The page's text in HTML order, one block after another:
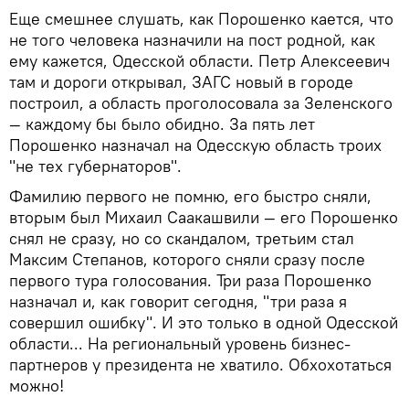
Еще смешнее слушать, как Порошенко кается, что
не того человека назначили на пост родной, как
ему кажется, Одесской области. Петр Алексеевич
там и дороги открывал, ЗАГС новый в городе
построил, а область проголосовала за Зеленского
— каждому бы было обидно. За пять лет
Порошенко назначал на Одесскую область троих
"не тех губернаторов".
Фамилию первого не помню, его быстро сняли,
вторым был Михаил Саакашвили — его Порошенко
снял не сразу, но со скандалом, третьим стал
Максим Степанов, которого сняли сразу после
первого тура голосования. Три раза Порошенко
назначал и, как говорит сегодня, "три раза я
совершил ошибку". И это только в одной Одесской
области... На региональный уровень бизнес-
партнеров у президента не хватило. Обхохотаться
можно!